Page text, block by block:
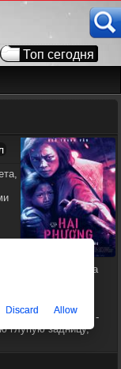
Топ сегодня
и
утром дочка
погоню, она
неизвестные
увезли ее в
целью. Она -
глупую задницу,
Discard Allow